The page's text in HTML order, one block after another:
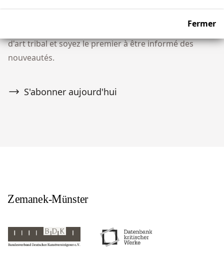
Fermer
notre communauté de plus de 10 000 collectionneurs
d'art tribal et soyez le premier à être informé des
nouveautés.
S'abonner aujourd'hui